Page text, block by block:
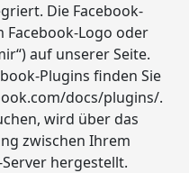
Die Facebook-
Facebook-Logo oder
auf unserer Seite.
Plugins finden Sie
docs/plugins/.
wird über das
zwischen Ihrem
hergestellt.